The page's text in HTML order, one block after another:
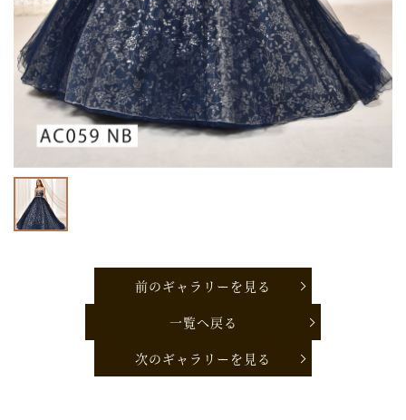
前のギャラリーを見る
一覧へ戻る
次のギャラリーを見る